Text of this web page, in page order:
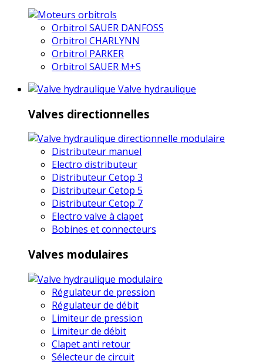
Orbitrol SAUER DANFOSS
Orbitrol CHARLYNN
Orbitrol PARKER
Orbitrol SAUER M+S
Valve hydraulique
Valves directionnelles
Distributeur manuel
Electro distributeur
Distributeur Cetop 3
Distributeur Cetop 5
Distributeur Cetop 7
Electro valve à clapet
Bobines et connecteurs
Valves modulaires
Régulateur de pression
Régulateur de débit
Limiteur de pression
Limiteur de débit
Clapet anti retour
Sélecteur de circuit